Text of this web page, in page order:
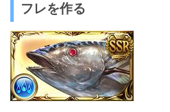
フレを作る